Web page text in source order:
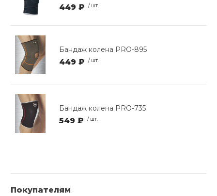
449 ₽ / шт.
Бандаж колена PRO-895
449 ₽ / шт.
Бандаж колена PRO-735
549 ₽ / шт.
Покупателям